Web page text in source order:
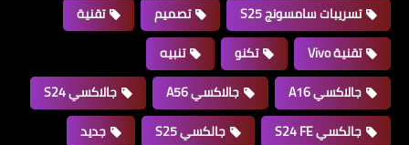
تسريبات سامسونج S25
تصميم
تقنية
تقنية Vivo
تكنو
تنبيه
جالاكسي A16
جالاكسي A56
جالاكسي S24
جالكسي S24 FE
جالكسي S25
جديد